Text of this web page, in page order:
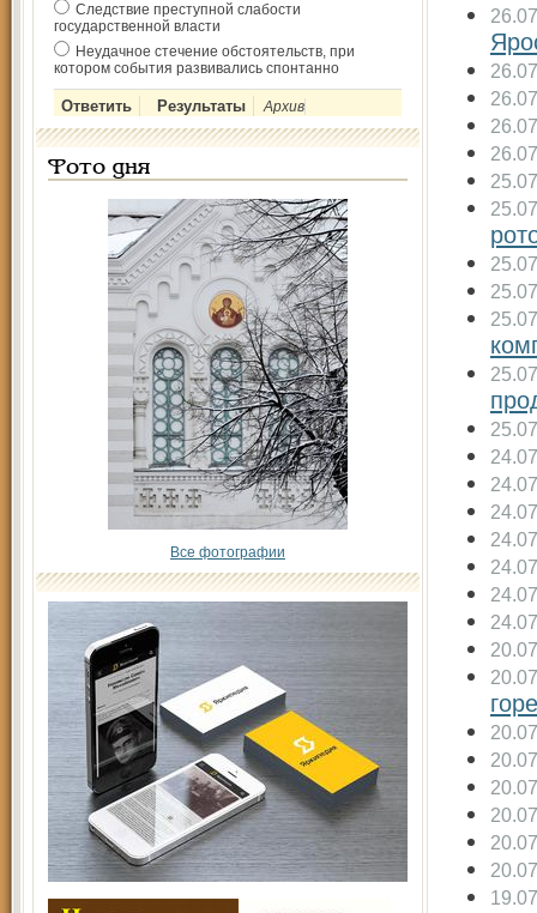
Следствие преступной слабости
государственной власти
Неудачное стечение обстоятельств, при
котором события развивались спонтанно
Архив
Фото дня
Все фотографии
горе